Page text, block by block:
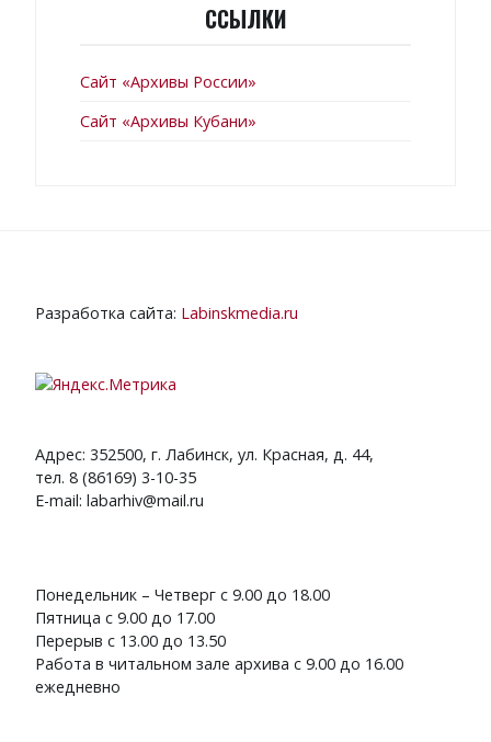
ССЫЛКИ
Сайт «Архивы России»
Сайт «Архивы Кубани»
Разработка сайта: Labinskmedia.ru
Адрес: 352500, г. Лабинск, ул. Красная, д. 44,
тел. 8 (86169) 3-10-35
E-mail: labarhiv@mail.ru
Понедельник – Четверг с 9.00 до 18.00
Пятница с 9.00 до 17.00
Перерыв с 13.00 до 13.50
Работа в читальном зале архива с 9.00 до 16.00
ежедневно